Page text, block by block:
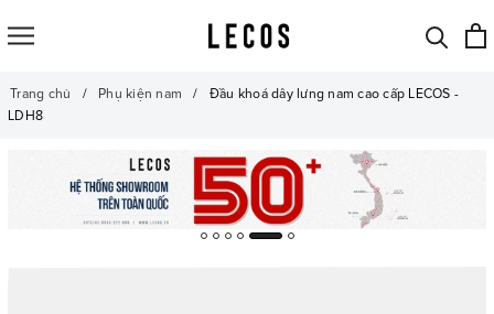
Trang chủ Phụ kiện nam
Đầu khoá dây lưng nam cao cấp LECOS -
LDH8